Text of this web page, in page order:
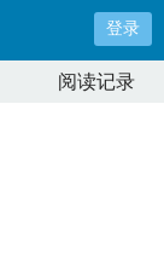
登录
阅读记录